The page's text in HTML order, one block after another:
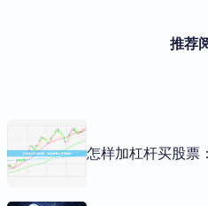
推荐
怎样加杠杆买股票